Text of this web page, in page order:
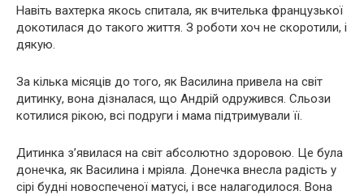
Навіть вахтерка якось спитала, як вчителька французької
докотилася до такого життя. З роботи хоч не скоротили, і
дякую.
За кілька місяців до того, як Василина привела на світ
дитинку, вона дізналася, що Андрій одружився. Сльози
котилися рікою, всі подруги і мама підтримували її.
Дитинка з’явилася на світ абсолютно здоровою. Це була
донечка, як Василина і мріяла. Донечка внесла радість у
сірі будні новоспеченої матусі, і все налагодилося. Вона